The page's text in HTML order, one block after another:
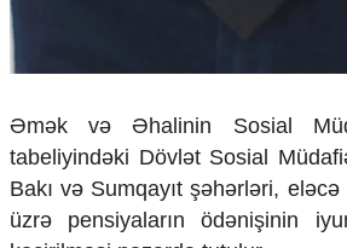
Multimedia
Foto
İnfoqrafika
Əmək və Əhalinin Sosial
tabeliyindəki Dövlət Sosial
Bakı və Sumqayıt şəhərləri,
üzrə pensiyaların ödənişinin